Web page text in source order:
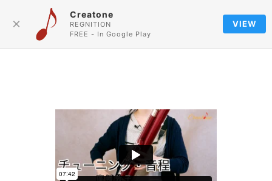
×
Creatone
REGNITION
FREE - In Google Play
VIEW